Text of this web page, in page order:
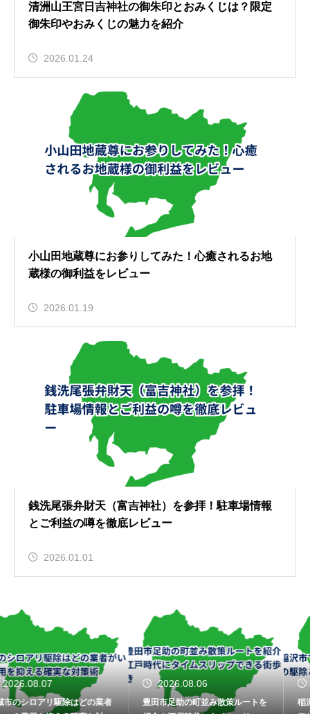
清洲山王宮日吉神社の御朱印とおみくじは？限定
御朱印やおみくじの魅力を紹介
2026.01.24
小山田地蔵尊にお参りしてみた！心癒されるお地
蔵様の御利益をレビュー
2026.01.19
銭洗尾張弁財天（富吉神社）を参拝！駐車場情報
とご利益の噂を徹底レビュー
2026.01.01
2026.08.06
豊田市足助の町並み散策ルートを
2026.08.06
稲沢市で安心の業者を探す！シロ